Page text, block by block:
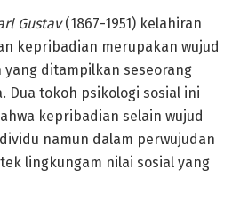
Gustav(1867-1951) kelahiran
kepribadian merupakan wujud
yang ditampilkan seseorang
Dua tokoh psikologi sosial ini
kepribadian selain wujud
namun dalam perwujudan
lingkungam nilai sosial yang